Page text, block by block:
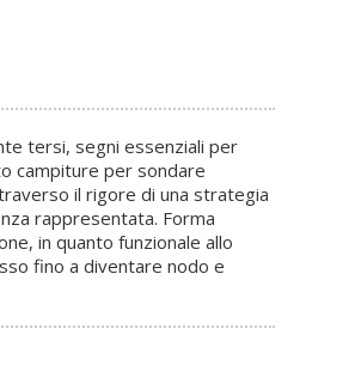
tersi, segni essenziali per
campiture per sondare
il rigore di una strategia
rappresentata. Forma
in quanto funzionale allo
fino a diventare nodo e